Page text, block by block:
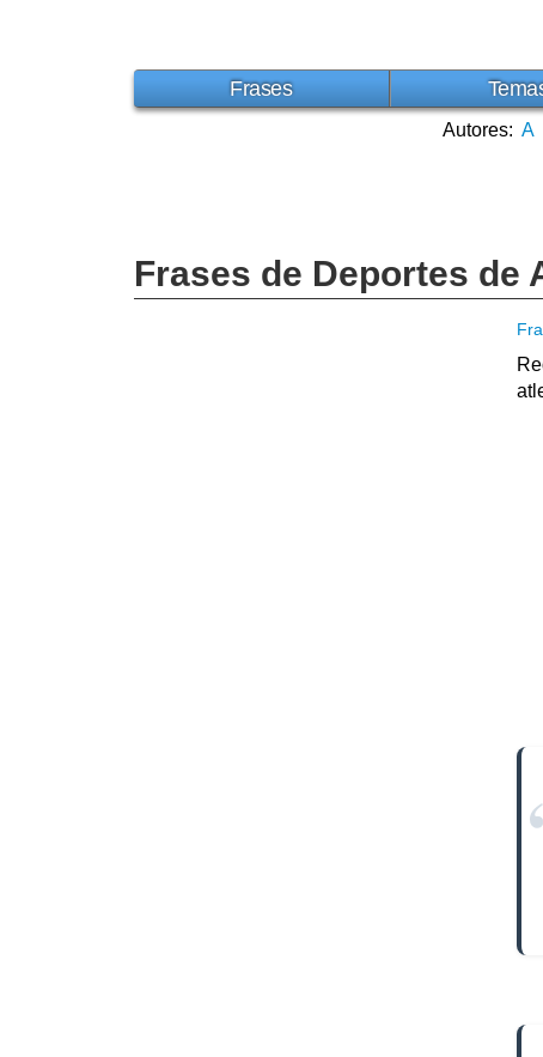
Frases
Autores: A
Frases de Deportes de